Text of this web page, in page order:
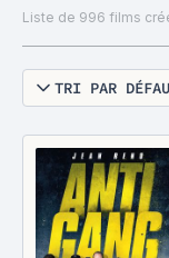
Liste de 996 films
TRI PAR